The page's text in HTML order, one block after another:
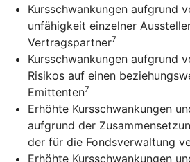
Kursschwankungen aufgrund
unfähigkeit einzelner
Vertragspartner7
Kursschwankungen aufgrund
Risikos auf einen
Emittenten7
Erhöhte Kursschwankungen
aufgrund der
der für die Fondsverwaltung
Erhöhte Kursschwankungen